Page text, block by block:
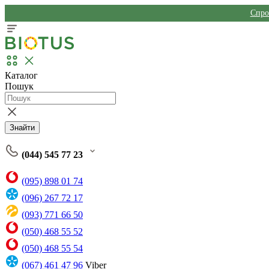
Каталог
Пошук
Знайти
(044) 545 77 23
(095) 898 01 74
(096) 267 72 17
(093) 771 66 50
(050) 468 55 52
(050) 468 55 54
(067) 461 47 96 Viber